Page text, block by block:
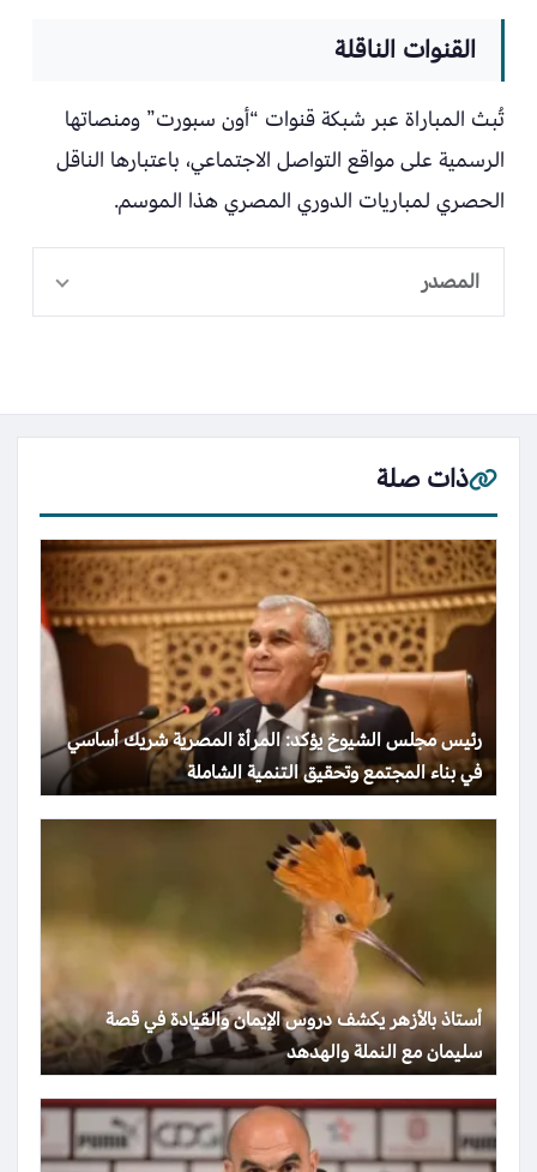
القنوات الناقلة
تُبث المباراة عبر شبكة قنوات “أون سبورت” ومنصاتها
الرسمية على مواقع التواصل الاجتماعي، باعتبارها الناقل
الحصري لمباريات الدوري المصري هذا الموسم.
المصدر
ذات صلة
رئيس مجلس الشيوخ يؤكد: المرأة المصرية شريك أساسي
في بناء المجتمع وتحقيق التنمية الشاملة
أستاذ بالأزهر يكشف دروس الإيمان والقيادة في قصة
سليمان مع النملة والهدهد